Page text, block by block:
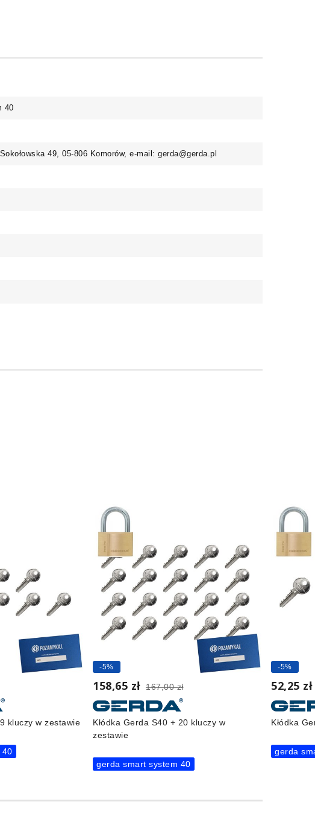
40
49, 05-806 Komorów, e-mail: gerda@gerda.pl
kluczy w zestawie
40
-5%
158,65 zł 167,00 zł
Kłódka Gerda S40 + 20 kluczy w
zestawie
gerda smart system 40
-5%
52,25 zł
Kłódka
gerda